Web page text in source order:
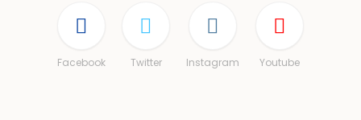
Facebook Twitter Instagram Youtube